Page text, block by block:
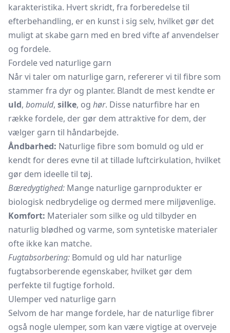
karakteristika. Hvert skridt, fra forberedelse til
efterbehandling, er en kunst i sig selv, hvilket gør det
muligt at skabe garn med en bred vifte af anvendelser
og fordele.
Fordele ved naturlige garn
Når vi taler om naturlige garn, refererer vi til fibre som
stammer fra dyr og planter. Blandt de mest kendte er
uld, bomuld, silke, og hør. Disse naturfibre har en
række fordele, der gør dem attraktive for dem, der
vælger garn til håndarbejde.
Åndbarhed: Naturlige fibre som bomuld og uld er
kendt for deres evne til at tillade luftcirkulation, hvilket
gør dem ideelle til tøj.
Bæredygtighed: Mange naturlige garnprodukter er
biologisk nedbrydelige og dermed mere miljøvenlige.
Komfort: Materialer som silke og uld tilbyder en
naturlig blødhed og varme, som syntetiske materialer
ofte ikke kan matche.
Fugtabsorbering: Bomuld og uld har naturlige
fugtabsorberende egenskaber, hvilket gør dem
perfekte til fugtige forhold.
Ulemper ved naturlige garn
Selvom de har mange fordele, har de naturlige fibrer
også nogle ulemper, som kan være vigtige at overveje